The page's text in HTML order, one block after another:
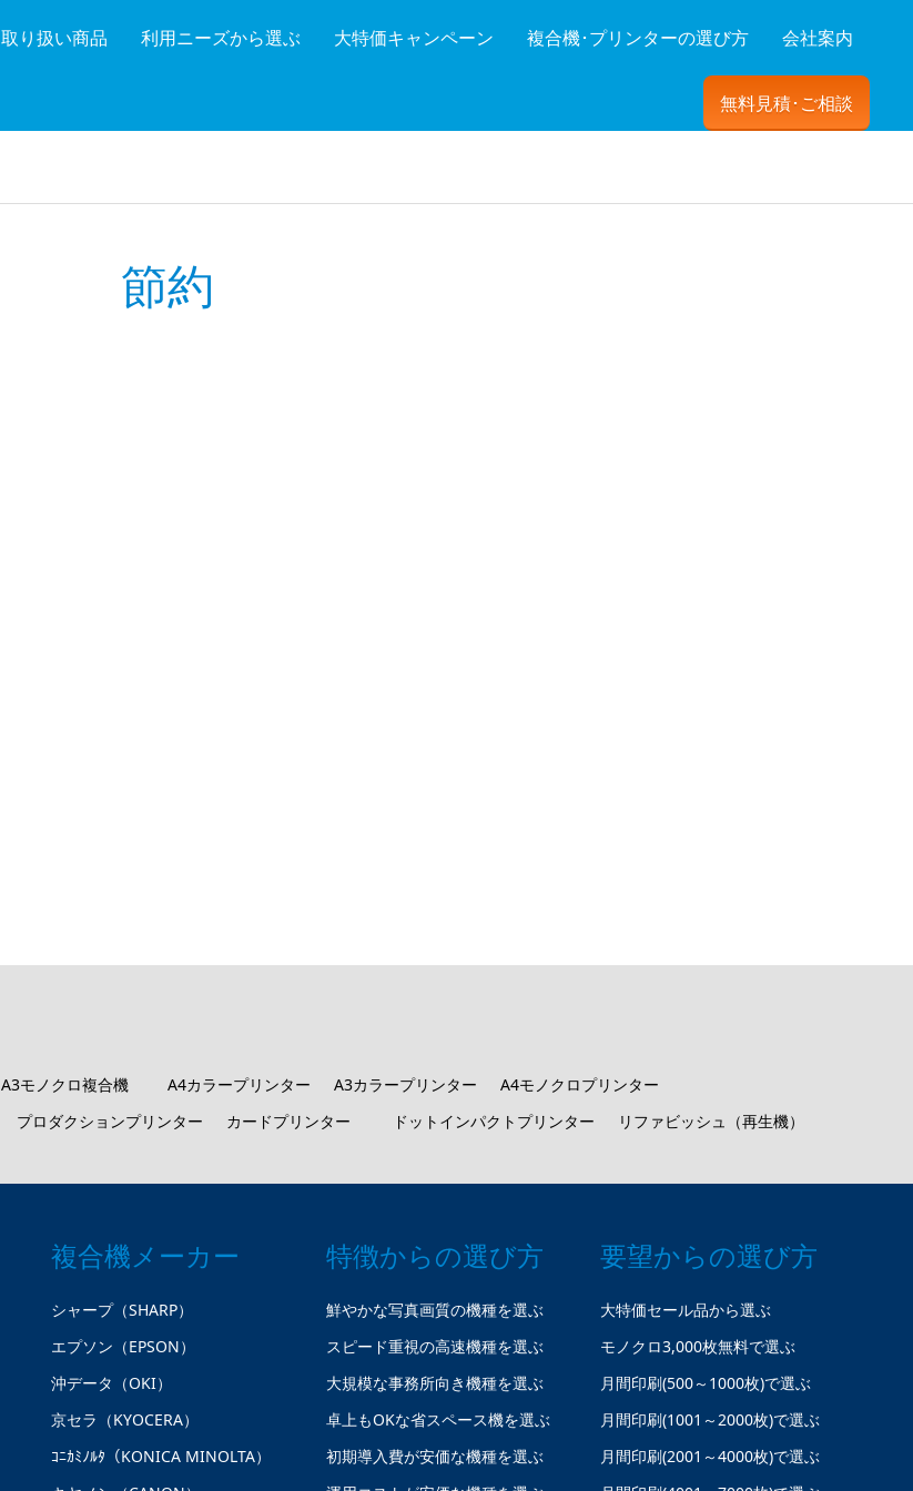
取り扱い商品 利用ニーズから選ぶ 大特価キャンペーン 複合機･プリンターの選び方 会社案内
無料見積･ご相談
節約
A3モノクロ複合機 A4カラープリンター A3カラープリンター
A4モノクロプリンター
プロダクションプリンター カードプリンター ドットインパクトプリンター リファビッシュ（再生機）
複合機メーカー
シャープ（SHARP）
エプソン（EPSON）
沖データ（OKI）
京セラ（KYOCERA）
ｺﾆｶﾐﾉﾙﾀ（KONICA MINOLTA）
特徴からの選び方
鮮やかな写真画質の機種を選ぶ
スピード重視の高速機種を選ぶ
大規模な事務所向き機種を選ぶ
卓上もOKな省スペース機を選ぶ
初期導入費が安価な機種を選ぶ
要望からの選び方
大特価セール品から選ぶ
モノクロ3,000枚無料で選ぶ
月間印刷(500～1000枚)で選ぶ
月間印刷(1001～2000枚)で選ぶ
月間印刷(2001～4000枚)で選ぶ